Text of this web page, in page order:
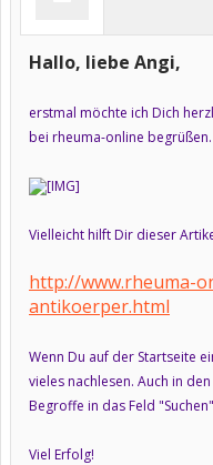
Hallo, liebe Angi,
erstmal möchte ich Dich
bei rheuma-online begrüßen.
Vielleicht hilft Dir dieser
http://www.rheuma-
antikoerper.html
Wenn Du auf der Startseite
vieles nachlesen. Auch in
Begroffe in das Feld
Viel Erfolg!